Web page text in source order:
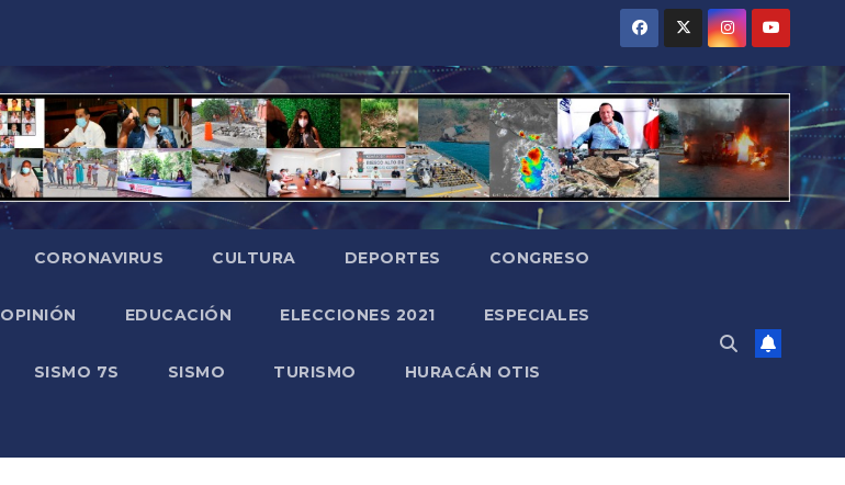
CORONAVIRUS CULTURA DEPORTES CONGRESO
OPINIÓN EDUCACIÓN ELECCIONES 2021 ESPECIALES
SISMO 7S SISMO TURISMO HURACÁN OTIS